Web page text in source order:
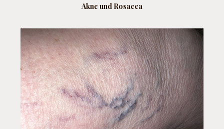
Akne und Rosacea